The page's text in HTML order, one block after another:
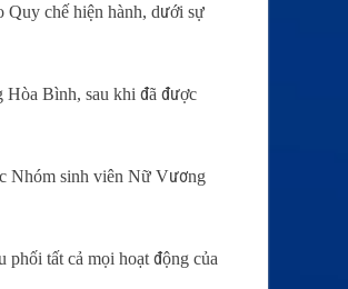
Quy chế hiện hành, dưới sự
Bình, sau khi đã được
Nhóm sinh viên Nữ Vương
tất cả mọi hoạt động của